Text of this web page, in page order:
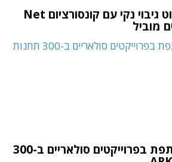
פינרג’י תבצע פיילוט גיבוי נקי עם קונסורציום Net
אפולו פאוור משתתפת בפרוייקטים סולאריים ב-300